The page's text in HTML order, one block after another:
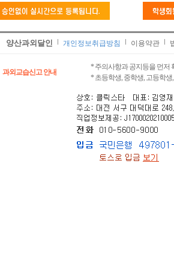
양산과외달인 개인정보취급방침 이용약관
과외교습신고 안내
* 주의사항과 공지등을 먼저
* 초등학생, 중학생, 고등학